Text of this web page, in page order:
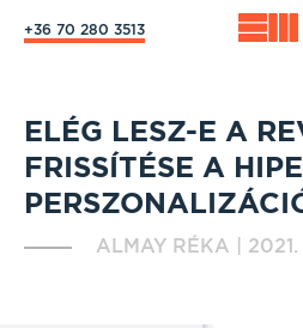
+36 70 280 3513
ELÉG LESZ-E A
FRISSÍTÉSE A
ALMAY RÉKA 2021.